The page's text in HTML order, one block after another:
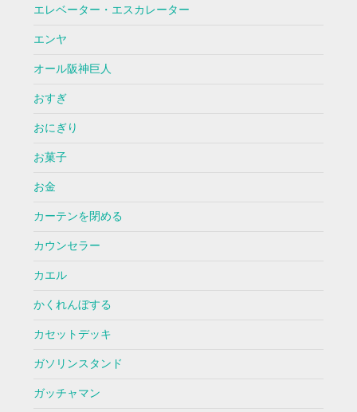
エレベーター・エスカレーター
エンヤ
オール阪神巨人
おすぎ
おにぎり
お菓子
お金
カーテンを閉める
カウンセラー
カエル
かくれんぼする
カセットデッキ
ガソリンスタンド
ガッチャマン